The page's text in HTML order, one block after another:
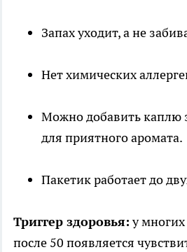
Запах уходит, а не
Нет химических
Можно добавить каплю
для приятного аромата.
Пакетик работает до
Триггер здоровья:у
после 50 появляется